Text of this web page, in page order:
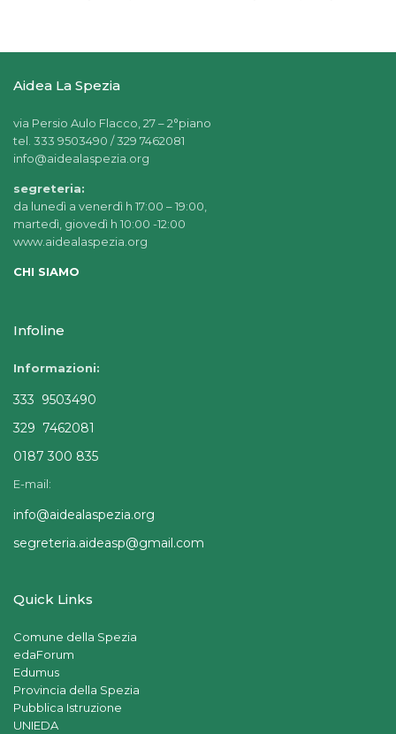
Aidea La Spezia
via Persio Aulo Flacco, 27 – 2°piano
tel. 333 9503490 / 329 7462081
info@aidealaspezia.org
segreteria:
da lunedì a venerdì h 17:00 – 19:00,
martedì, giovedì h 10:00 -12:00
www.aidealaspezia.org
CHI SIAMO
Infoline
Informazioni:
333 9503490
329 7462081
0187 300 835
E-mail:
info@aidealaspezia.org
segreteria.aideasp@gmail.com
Quick Links
Comune della Spezia
edaForum
Edumus
Provincia della Spezia
Pubblica Istruzione
UNIEDA